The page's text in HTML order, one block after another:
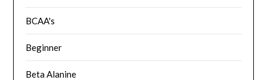
BCAA's
Beginner
Beta Alanine